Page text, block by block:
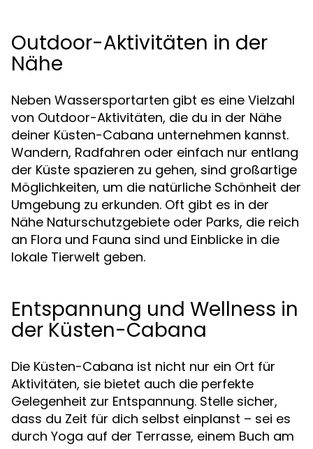
Outdoor-Aktivitäten in der
Nähe
Neben Wassersportarten gibt es eine Vielzahl
von Outdoor-Aktivitäten, die du in der Nähe
deiner Küsten-Cabana unternehmen kannst.
Wandern, Radfahren oder einfach nur entlang
der Küste spazieren zu gehen, sind großartige
Möglichkeiten, um die natürliche Schönheit der
Umgebung zu erkunden. Oft gibt es in der
Nähe Naturschutzgebiete oder Parks, die reich
an Flora und Fauna sind und Einblicke in die
lokale Tierwelt geben.
Entspannung und Wellness in
der Küsten-Cabana
Die Küsten-Cabana ist nicht nur ein Ort für
Aktivitäten, sie bietet auch die perfekte
Gelegenheit zur Entspannung. Stelle sicher,
dass du Zeit für dich selbst einplanst – sei es
durch Yoga auf der Terrasse, einem Buch am